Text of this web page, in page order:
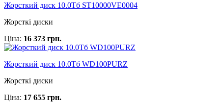
Жорсткий диск 10.0Тб ST10000VE0004
Жорсткі диски
Ціна: 16 373 грн.
Жорсткий диск 10.0Тб WD100PURZ
Жорсткі диски
Ціна: 17 655 грн.